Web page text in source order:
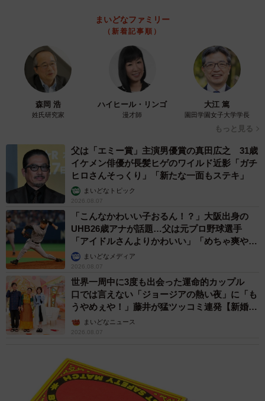
まいどなファミリー
（新着記事順）
森岡 浩
姓氏研究家
ハイヒール・リンゴ
漫才師
大江 篤
園田学園女子大学学長
もっと見る
父は「エミー賞」主演男優賞の真田広之 31歳
イケメン俳優が長髪ヒゲのワイルド近影「ガチ
ヒロさんそっくり」「新たな一面もステキ」
まいどなトピック
2026.08.07
「こんなかわいい子おるん！？」大阪出身の
UHB26歳アナが話題…父は元プロ野球選手
「アイドルさんよりかわいい」「めちゃ爽や
か」まいどなメディア
2026.08.07
世界一周中に3度も出会った運命的カップル
口では言えない「ジョージアの熱い夜」に「も
うやめぇや！」藤井が猛ツッコミ連発【新婚さ
ん】まいどなニュース
2026.08.07